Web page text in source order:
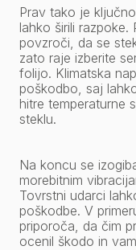
Prav tako je
lahko širili razpoke.
povzroči, da se
zato raje izberite
folijo. Klimatska
poškodbo, saj
hitre temperaturne
steklu.
Na koncu se
morebitnim
Tovrstni udarci
poškodbe. V
priporoča, da čim
ocenil škodo in